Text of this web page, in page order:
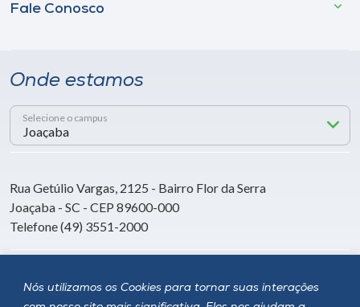
Nós utilizamos os Cookies para tornar suas interações
Fale Conosco
Onde estamos
Selecione o campus
Rua Getúlio Vargas, 2125 - Bairro Flor da Serra
Joaçaba - SC - CEP 89600-000
Telefone (49) 3551-2000
Siga a Unoesc